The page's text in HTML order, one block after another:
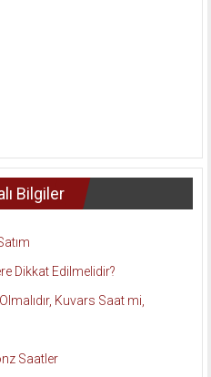
Bilgiler
Dikkat Edilmelidir?
Kuvars Saat mi,
Saatler